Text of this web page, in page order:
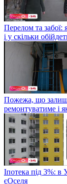
Перелом та забої:
і у скільки
Пожежа, що
ремонтуватиме і
Іпотека під 3%: в
єОселя